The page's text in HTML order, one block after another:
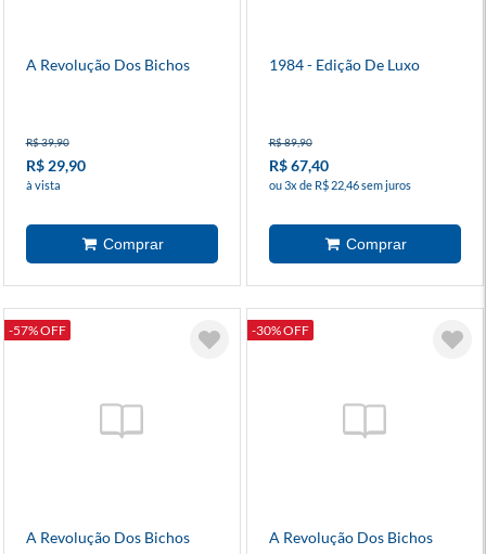
A Revolução Dos Bichos
R$ 39,90
R$ 29,90
à vista
1984 - Edição De Luxo
R$ 89,90
R$ 67,40
ou 3x de R$ 22,46 sem juros
-57% OFF
A Revolução Dos Bichos
-30% OFF
A Revolução Dos Bichos